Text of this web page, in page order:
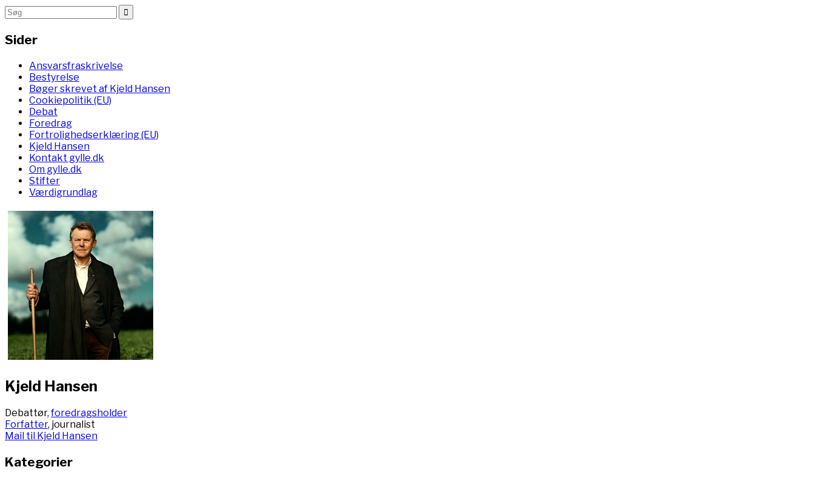
Sider
Ansvarsfraskrivelse
Bestyrelse
Bøger skrevet af Kjeld Hansen
Cookiepolitik (EU)
Debat
Foredrag
Fortrolighedserklæring (EU)
Kjeld Hansen
Kontakt gylle.dk
Om gylle.dk
Stifter
Værdigrundlag
Kjeld Hansen
Debattør,foredragsholder
Forfatter, journalist
Mail til Kjeld Hansen
Kategorier